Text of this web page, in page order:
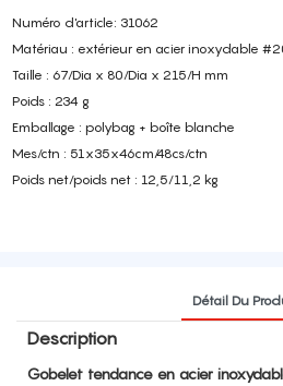
Numéro d'article: 31062
Matériau : extérieur en acier inoxydable
Taille : 67/Dia x 80/Dia x 215/H mm
Poids : 234 g
Emballage : polybag + boîte blanche
Mes/ctn : 51x35x46cm/48cs/ctn
Poids net/poids net : 12,5/11,2 kg
Détail Du
Description
Gobelet tendance en acier